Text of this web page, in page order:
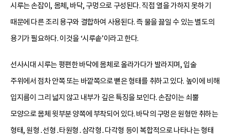
시루는 손잡이, 몸체, 바닥, 구멍으로 구성된다. 직접 열을 가하지 못하기
때문에 다른 조리 용구와 결합하여 사용된다. 즉 물을 끓일 수 있는 별도의
용기가 필요하다. 이것을 ‘시루솥’이라고 한다.
선사시대 시루는 평편한 바닥에 몸체로 올라가다가 발라지며, 입술
주위에서 점차 안쪽 또는 바깥쪽으로 뻗은 형태를 취하고 있다. 높이에 비해
입지름이 그리 넓지 않고 내부가 깊은 특징을 보인다. 손잡이는 쇠뿔
모양으로 몸체 윗부분 양쪽에 부착되어 있다. 바닥의 구멍은 원형만 취하는
형태, 원형․선형․타원형․삼각형․다각형 등이 복합적으로 나타나는 형태